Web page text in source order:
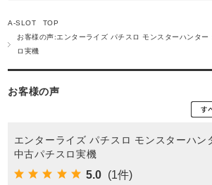
A-SLOT TOP
お客様の声:エンターライズ パチスロ モンスターハンター
ロ実機
お客様の声
エンターライズ パチスロ モンスターハン
中古パチスロ実機
5.0 (1件)